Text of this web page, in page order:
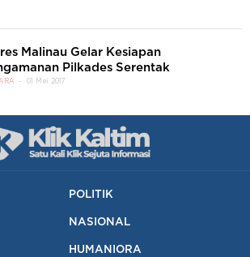
Malinau Gelar Kesiapan
Pilkades Serentak
01 Mei 2017
POLITIK
NASIONAL
HUMANIORA